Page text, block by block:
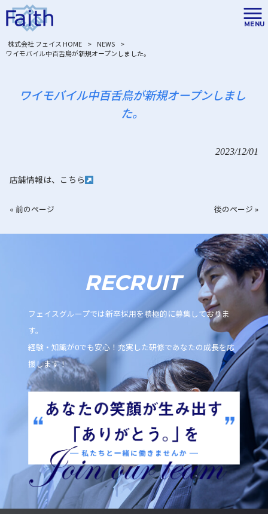
MENU
株式会社 フェイス HOME > NEWS
>
ワイモバイル中百舌鳥が新規オープンしました。
ワイモバイル中百舌鳥が新規オープンしまし
た。
2023/12/01
店舗情報は、こちら
« 前のページ 後のページ »
RECRUIT
フェイスグループでは新卒採用を積極的に募集しておりま
す。
経験・知識が0でも安心！充実した研修であなたの成長を応
援します！